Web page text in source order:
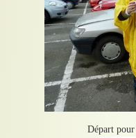
Départ